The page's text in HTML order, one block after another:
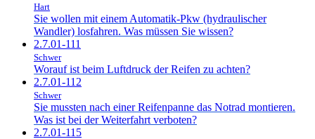
Hart
Sie wollen mit einem Automatik-Pkw (hydraulischer
Wandler) losfahren. Was müssen Sie wissen?
2.7.01-111
Schwer
Worauf ist beim Luftdruck der Reifen zu achten?
2.7.01-112
Schwer
Sie mussten nach einer Reifenpanne das Notrad montieren.
Was ist bei der Weiterfahrt verboten?
2.7.01-115